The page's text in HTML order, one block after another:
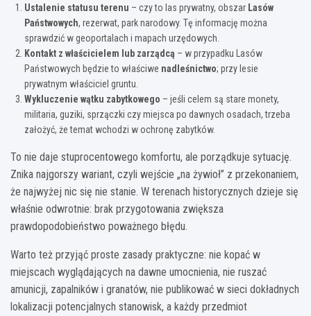
Ustalenie statusu terenu – czy to las prywatny, obszar Lasów
Państwowych, rezerwat, park narodowy. Tę informację można
sprawdzić w geoportalach i mapach urzędowych.
Kontakt z właścicielem lub zarządcą – w przypadku Lasów
Państwowych będzie to właściwe nadleśnictwo; przy lesie
prywatnym właściciel gruntu.
Wykluczenie wątku zabytkowego – jeśli celem są stare monety,
militaria, guziki, sprzączki czy miejsca po dawnych osadach, trzeba
założyć, że temat wchodzi w ochronę zabytków.
To nie daje stuprocentowego komfortu, ale porządkuje sytuację.
Znika najgorszy wariant, czyli wejście „na żywioł” z przekonaniem,
że najwyżej nic się nie stanie. W terenach historycznych dzieje się
właśnie odwrotnie: brak przygotowania zwiększa
prawdopodobieństwo poważnego błędu.
Warto też przyjąć proste zasady praktyczne: nie kopać w
miejscach wyglądających na dawne umocnienia, nie ruszać
amunicji, zapalników i granatów, nie publikować w sieci dokładnych
lokalizacji potencjalnych stanowisk, a każdy przedmiot